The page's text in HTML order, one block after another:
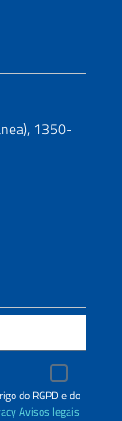
1350-
do RGPD e do
Avisos legais